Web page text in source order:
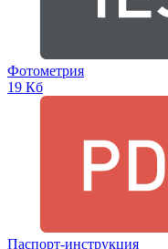
Фотометрия
19 Кб
Паспорт-инструкция